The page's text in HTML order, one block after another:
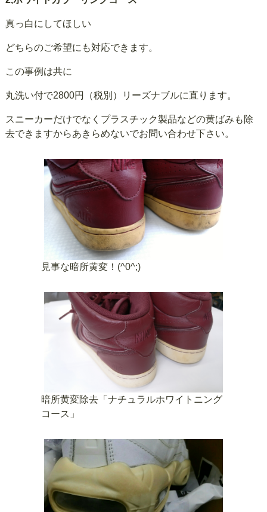
真っ白にしてほしい
どちらのご希望にも対応できます。
この事例は共に
丸洗い付で2800円（税別）リーズナブルに直ります。
スニーカーだけでなくプラスチック製品などの黄ばみも除
去できますからあきらめないでお問い合わせ下さい。
見事な暗所黄変！(^0^;)
暗所黄変除去「ナチュラルホワイトニング
コース」